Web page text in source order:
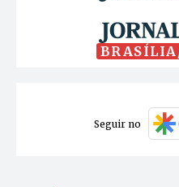
Seguir no